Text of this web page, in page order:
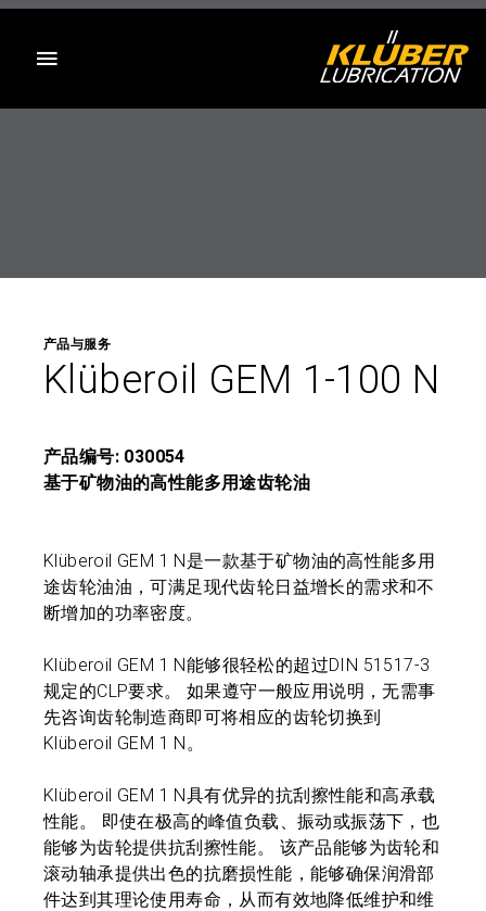
产品与服务
Klüberoil GEM 1-100 N
产品编号: 030054
基于矿物油的高性能多用途齿轮油
Klüberoil GEM 1 N是一款基于矿物油的高性能多用
途齿轮油油，可满足现代齿轮日益增长的需求和不
断增加的功率密度。
Klüberoil GEM 1 N能够很轻松的超过DIN 51517-3
规定的CLP要求。 如果遵守一般应用说明，无需事
先咨询齿轮制造商即可将相应的齿轮切换到
Klüberoil GEM 1 N。
Klüberoil GEM 1 N具有优异的抗刮擦性能和高承载
性能。 即使在极高的峰值负载、振动或振荡下，也
能够为齿轮提供抗刮擦性能。 该产品能够为齿轮和
滚动轴承提供出色的抗磨损性能，能够确保润滑部
件达到其理论使用寿命，从而有效地降低维护和维